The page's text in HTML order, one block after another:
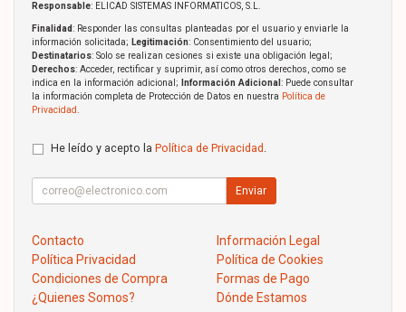
Responsable: ELICAD SISTEMAS INFORMATICOS, S.L.
Finalidad: Responder las consultas planteadas por el usuario y enviarle la
información solicitada; Legitimación: Consentimiento del usuario;
Destinatarios: Solo se realizan cesiones si existe una obligación legal;
Derechos: Acceder, rectificar y suprimir, así como otros derechos, como se
indica en la información adicional;
Información Adicional : Puede consultar
la información completa de Protección de Datos en nuestra Política de
Privacidad.
He leído y acepto la Política de Privacidad .
Enviar
Contacto
Información Legal
Política Privacidad
Política de Cookies
Condiciones de Compra
Formas de Pago
¿Quienes Somos?
Dónde Estamos